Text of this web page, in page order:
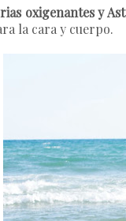
oxigenantes y
la cara y cuerpo.